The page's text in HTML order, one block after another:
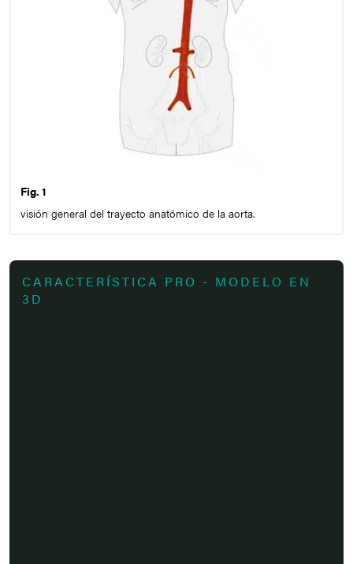
Fig. 1
visión general del trayecto anatómico de la aorta.
CARACTERÍSTICA PRO - MODELO EN
3D